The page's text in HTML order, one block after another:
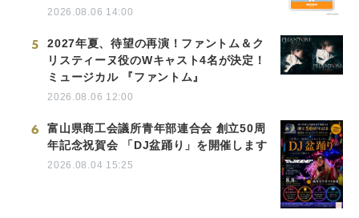
2026.08.06 14:00
5
2027年夏、待望の再演！ファントム＆ク
リスティーヌ役のWキャスト4名が決定！
ミュージカル 『ファントム』
2026.08.06 12:00
6
富山県商工会議所青年部連合会 創立50周
年記念祝賀会 「DJ盆踊り」を開催します
2026.08.04 15:25